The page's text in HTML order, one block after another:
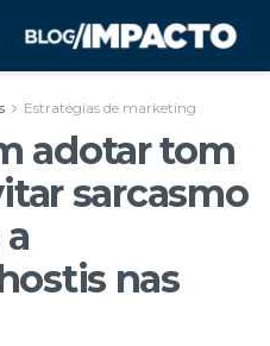
Estratégias de marketing
adotar tom
sarcasmo
nas